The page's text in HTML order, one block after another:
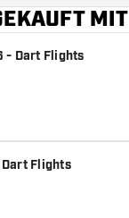
MIT
- Dart Flights
Dart Flights